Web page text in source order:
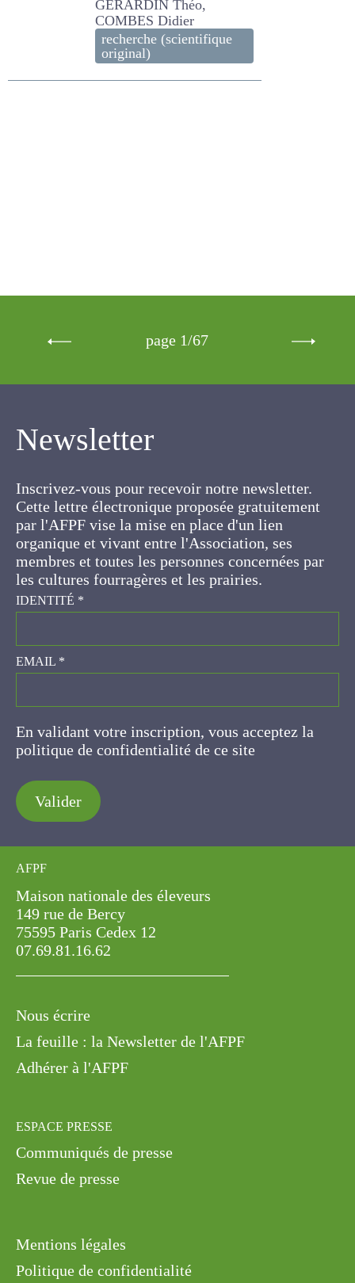
PICON-COCHARD
Catherine, STEPEC Amélie,
GAULIER Mathilde,
BEREYZIAT Nathan, PAYET
Suliane, COLAS Vincent,
Newsletter
Cette lettre électronique proposée
gratuitement par l'AFPF vise la mise en place
d'un lien organique et vivant entre l'Association,
ses membres et toutes les personnes
concernées par les cultures fourragères et les
prairies.
IDENTITÉ*
EMAIL*
En validant votre inscription, vous acceptez la
politique de confidentialité de ce site
Valider
AFPF
Maison nationale des éleveurs
149 rue de Bercy
75595 Paris Cedex 12
07.69.81.16.62
Nous écrire
La feuille : la Newsletter de l'AFPF
Adhérer à l'AFPF
ESPACE PRESSE
Communiqués de presse
Revue de presse
Mentions légales
Politique de confidentialité